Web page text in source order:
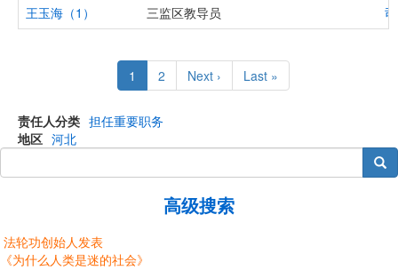
王玉海（1）
三监区教导员
Current
page
1 Page
2
Next
page
Next ›
Last
page
Last »
责任人分类 担任重要职务
地区 河北
搜索
高级搜索
法轮功创始人发表
《为什么人类是迷的社会》